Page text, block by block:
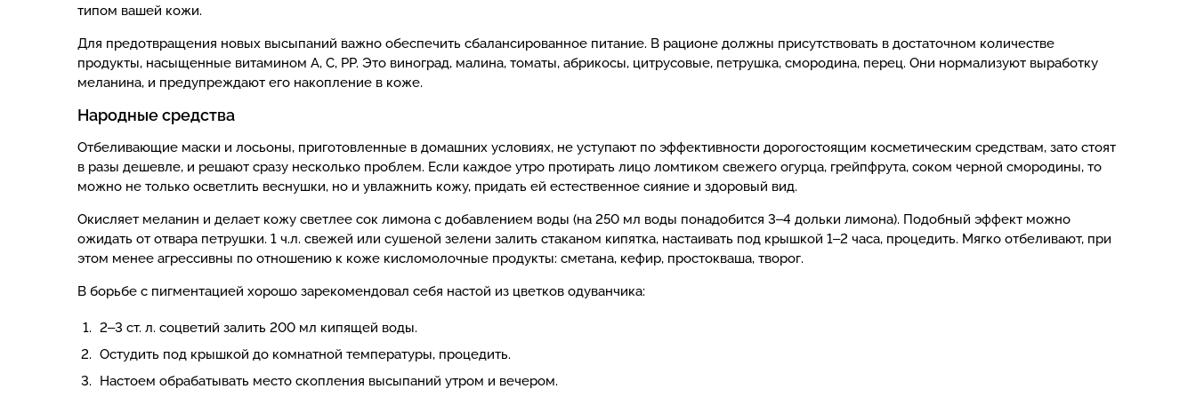
типом вашей кожи.
Для предотвращения новых высыпаний важно обеспечить сбалансированное питание. В рационе должны присутствовать в достаточном количестве
продукты, насыщенные витамином А, С, РР. Это виноград, малина, томаты, абрикосы, цитрусовые, петрушка, смородина, перец. Они нормализуют выработку
меланина, и предупреждают его накопление в коже.
Народные средства
Отбеливающие маски и лосьоны, приготовленные в домашних условиях, не уступают по эффективности дорогостоящим косметическим средствам, зато стоят
в разы дешевле, и решают сразу несколько проблем. Если каждое утро протирать лицо ломтиком свежего огурца, грейпфрута, соком черной смородины, то
можно не только осветлить веснушки, но и увлажнить кожу, придать ей естественное сияние и здоровый вид.
Окисляет меланин и делает кожу светлее сок лимона с добавлением воды (на 250 мл воды понадобится 3‒4 дольки лимона). Подобный эффект можно
ожидать от отвара петрушки. 1 ч.л. свежей или сушеной зелени залить стаканом кипятка, настаивать под крышкой 1‒2 часа, процедить. Мягко отбеливают, при
этом менее агрессивны по отношению к коже кисломолочные продукты: сметана, кефир, простокваша, творог.
В борьбе с пигментацией хорошо зарекомендовал себя настой из цветков одуванчика:
2‒3 ст. л. соцветий залить 200 мл кипящей воды.
Остудить под крышкой до комнатной температуры, процедить.
Настоем обрабатывать место скопления высыпаний утром и вечером.